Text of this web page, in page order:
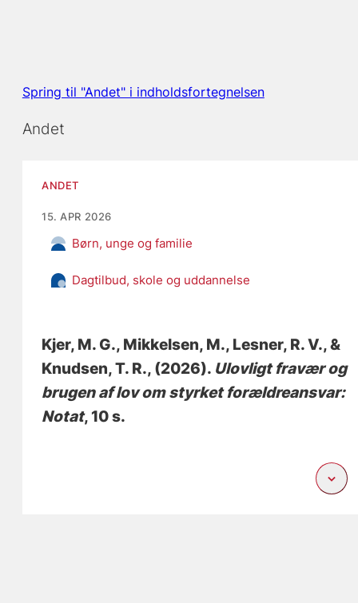
Spring til "Andet" i indholdsfortegnelsen
Andet
ANDET
15. APR 2026
Børn, unge og familie
Dagtilbud, skole og uddannelse
Kjer, M. G., Mikkelsen, M., Lesner, R. V., &
Knudsen, T. R., (2026). Ulovligt fravær og
brugen af lov om styrket forældreansvar:
Notat, 10 s.